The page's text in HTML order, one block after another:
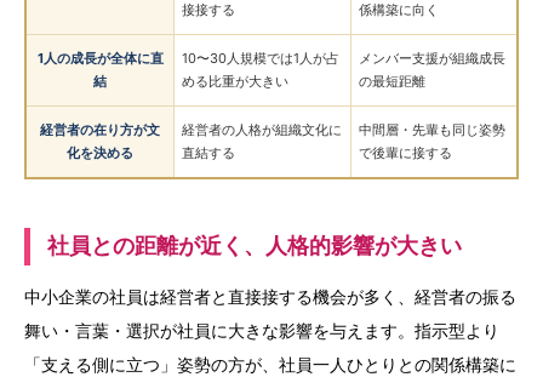
接接する 係構築に向く
1人の成長が全体に直
結
10〜30人規模では1人が占
める比重が大きい
メンバー支援が組織成長
の最短距離
経営者の在り方が文
化を決める
経営者の人格が組織文化に
直結する
中間層・先輩も同じ姿勢
で後輩に接する
社員との距離が近く、人格的影響が大きい
中小企業の社員は経営者と直接接する機会が多く、経営者の振る
舞い・言葉・選択が社員に大きな影響を与えます。指示型より
「支える側に立つ」姿勢の方が、社員一人ひとりとの関係構築に